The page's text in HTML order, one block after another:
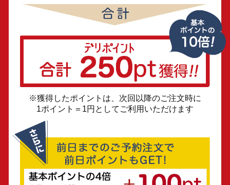
※獲得したポイントは、次回以降のご注文時に
1ポイント＝1円としてご利用いただけます